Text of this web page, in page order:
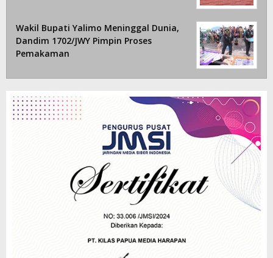
Wakil Bupati Yalimo Meninggal Dunia,
Dandim 1702/JWY Pimpin Proses
Pemakaman